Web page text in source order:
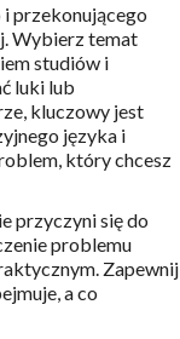
przekonującego
Wybierz temat
studiów i
luki lub
kluczowy jest
języka i
który chcesz
przyczyni się do
problemu
Zapewnij
a co